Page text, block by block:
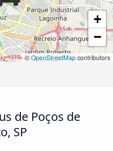
+
−
© OpenStreetMap contributors
de Poços de
SP